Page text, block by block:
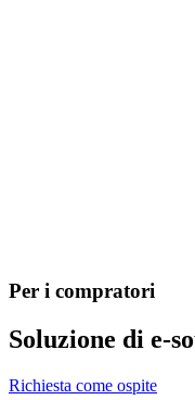
Per i compratori​
Soluzione di e-
Richiesta come ospite